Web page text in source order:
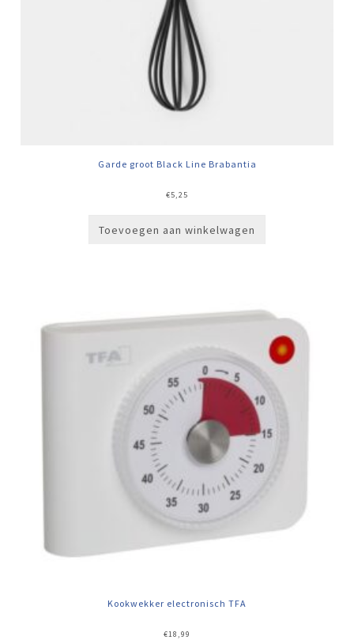
Garde groot Black Line Brabantia
€5,25
Toevoegen aan winkelwagen
Kookwekker electronisch TFA
€18,99